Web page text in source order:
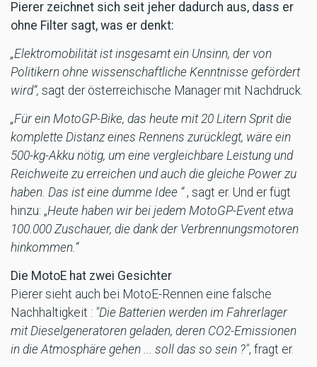
Pierer zeichnet sich seit jeher dadurch aus, dass er
ohne Filter sagt, was er denkt:
„Elektromobilität ist insgesamt ein Unsinn, der von
Politikern ohne wissenschaftliche Kenntnisse gefördert
wird“, sagt der österreichische Manager mit Nachdruck.
„Für ein MotoGP-Bike, das heute mit 20 Litern Sprit die
komplette Distanz eines Rennens zurücklegt, wäre ein
500-kg-Akku nötig, um eine vergleichbare Leistung und
Reichweite zu erreichen und auch die gleiche Power zu
haben. Das ist eine dumme Idee “ , sagt er. Und er fügt
hinzu: „Heute haben wir bei jedem MotoGP-Event etwa
100.000 Zuschauer, die dank der Verbrennungsmotoren
hinkommen.“
Die MotoE hat zwei Gesichter
Pierer sieht auch bei MotoE-Rennen eine falsche
Nachhaltigkeit : "Die Batterien werden im Fahrerlager
mit Dieselgeneratoren geladen, deren CO2-Emissionen
in die Atmosphäre gehen ... soll das so sein ?", fragt er.